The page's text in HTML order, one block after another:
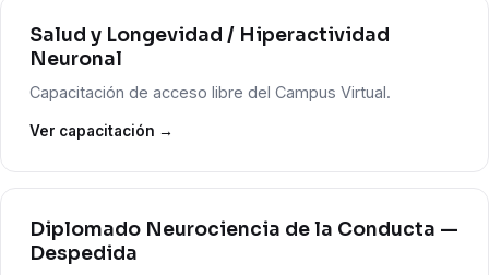
Salud y Longevidad / Hiperactividad
Neuronal
Capacitación de acceso libre del Campus Virtual.
Ver capacitación →
Diplomado Neurociencia de la Conducta —
Despedida